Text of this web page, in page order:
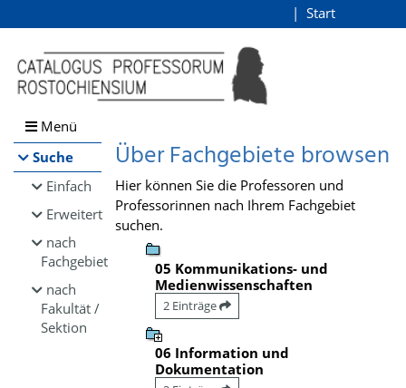
Browsen
direkt zum Inhalt
Start
Menü
Suche
Einfach
Erweitert
nach
Fachgebiet
nach
Fakultät /
Sektion
Über Fachgebiete browsen
Hier können Sie die Professoren und
Professorinnen nach Ihrem Fachgebiet
suchen.
05 Kommunikations- und
Medienwissenschaften
2 Einträge
06 Information und
Dokumentation